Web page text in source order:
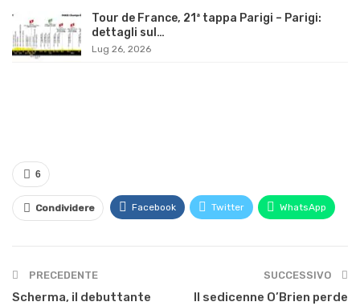
Tour de France, 21ª tappa Parigi – Parigi:
dettagli sul…
Lug 26, 2026
6
Condividere Facebook Twitter WhatsApp
PRECEDENTE
Scherma, il debuttante
SUCCESSIVO
Il sedicenne O’Brien perde